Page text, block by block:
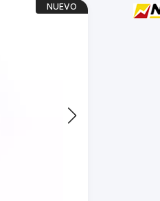
NUEVO